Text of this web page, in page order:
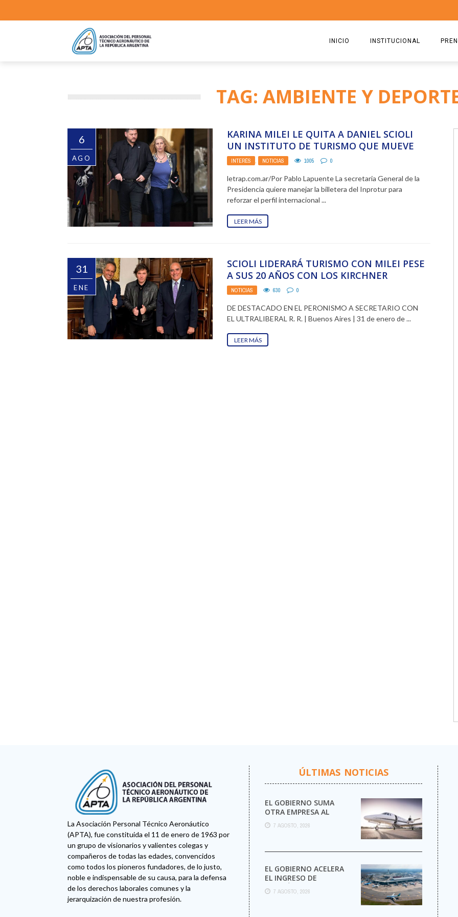
INICIO INSTITUCIONAL
ESTATUTO
RICARDO CIRIELLI
TAG: AMBIENTE Y
6
AGO
KARINA MILEI LE QUITA A DANIEL SCIOLI
UN INSTITUTO DE TURISMO QUE MUEVE
MILLONES DE ...
INTERÉS NOTICIAS 1005 0
letrap.com.ar/Por Pablo Lapuente La secretaria General de la
Presidencia quiere manejar la billetera del Inprotur para
reforzar el perfil internacional ...
LEER MÁS
31
ENE
SCIOLI LIDERARÁ TURISMO CON MILEI PESE
A SUS 20 AÑOS CON LOS KIRCHNER
NOTICIAS 630 0
DE DESTACADO EN EL PERONISMO A SECRETARIO CON
EL ULTRALIBERAL R. R. | Buenos Aires | 31 de enero de ...
LEER MÁS
La Asociación Personal Técnico Aeronáutico
(APTA), fue constituida el 11 de enero de 1963 por
un grupo de visionarios y valientes colegas y
compañeros de todas las edades, convencidos
como todos los pioneros fundadores, de lo justo,
noble e indispensable de su causa, para la defensa
de los derechos laborales comunes y la
jerarquización de nuestra profesión.
ÚLTIMAS NOTICIAS
EL GOBIERNO SUMA
OTRA EMPRESA AL
NEGOCIO DE LOS VUELOS
PRIVADOS
7 AGOSTO, 2026
EL GOBIERNO ACELERA
EL INGRESO DE
AEROLÍNEAS
EXTRANJERAS CON
7 AGOSTO, 2026